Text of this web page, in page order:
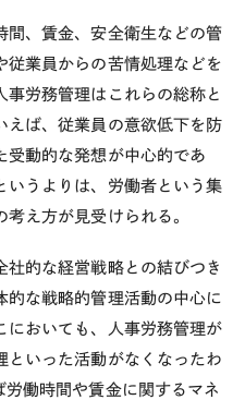
間、賃金、安全衛生などの管
従業員からの苦情処理などを
事労務管理はこれらの総称と
えば、従業員の意欲低下を防
受動的な発想が中心的であ
いうよりは、労働者という集
え方が見受けられる。
社的な経営戦略との結びつき
的な戦略的管理活動の中心に
においても、人事労務管理が
といった活動がなくなったわ
労働時間や賃金に関するマネ